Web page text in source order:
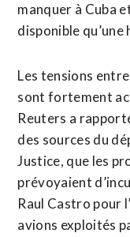
manquer à Cuba
disponible qu’une
Les tensions
sont fortement
Reuters a
des sources ​du
Justice, que les
prévoyaient
Raul Castro pour
avions exploités